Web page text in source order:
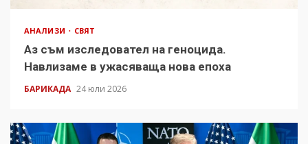
АНАЛИЗИ СВЯТ
Аз съм изследовател на геноцида.
Навлизаме в ужасяваща нова епоха
БАРИКАДА 24 юли 2026